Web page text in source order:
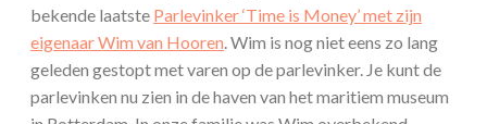
bekende laatste Parlevinker ‘Time is Money’ met zijn
eigenaar Wim van Hooren. Wim is nog niet eens zo lang
geleden gestopt met varen op de parlevinker. Je kunt de
parlevinken nu zien in de haven van het maritiem museum